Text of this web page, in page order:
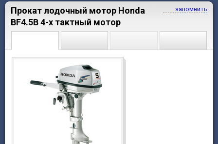
запомнить
Прокат лодочный мотор Honda
BF4.5B 4-х тактный мотор